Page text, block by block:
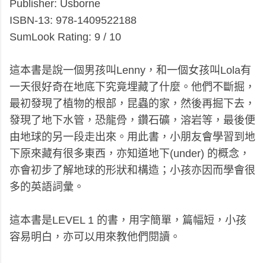
Publisher: Usborne
ISBN-13: 978-1409522188
SumLook Rating: 9 / 10
這本書是說一個男孩叫Lenny，和一個女孩叫Lola有
一天很好奇在地底下究竟埋藏了什麼。他們不斷掘，
最初發現了植物的根部，昆蟲的家，然後再掘下去，
發現了地下水管，恐龍骨，鑽石礦，溶岩等，最後便
由地球的另一段走出來。用此書，小朋友會學習到地
下原來藏有很多東西，亦知道地下(under) 的概念，
亦會初步了解地球的形狀和構造；小孩亦因而學會很
多的英語詞彙。
這本書是LEVEL 1 的書，用字簡單，篇幅短，小孩
容易明白，亦可以用來教他們閱讀。